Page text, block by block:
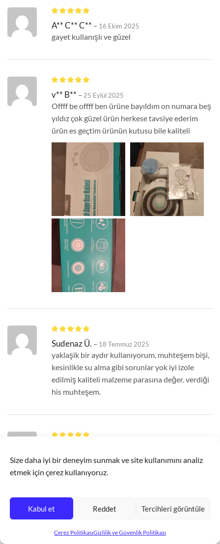
Size daha iyi bir deneyim sunmak ve site kullanımını analiz
etmek için çerez kullanıyoruz.
Kabul et Reddet Tercihleri görüntüle
Çerez PolitikasıGizlilik ve Güvenlik Politikası
A** C** C** – 16 Ekim 2025
gayet kullanışlı ve güzel
v** B** –25 Eylül 2025
Offff be offff ben ürüne bayıldım on numara beş
yıldız çok güzel ürün herkese tavsiye ederim
ürün es geçtim ürünün kutusu bile kaliteli
Sudenaz Ü. – 18 Temmuz 2025
yaklaşik bir aydır kullanıyorum, muhteşem bişi,
kesinlikle su alma gibi sorunlar yok iyi izole
edilmiş kaliteli malzeme parasına değer. verdiği
his muhteşem.
Ürünü almadan önce çok tereddüt ettim. Bu
yorumu da benim gibi tereddüt edenlere
şekilde çıktığımı hissettim. Ürün gerçekten
tatmin edici. Almadan önce yapılan yorumları
acaba birilerini ayarlayarak mı yaptırdılar diye
çok düşünmüştüm. Ama kullandıktan sonra
2.988₺